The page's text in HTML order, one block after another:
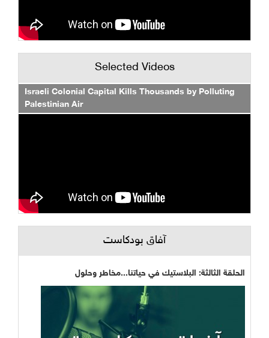
Selected Videos
Israeli Colonial Capital Kills Thousands by Polluting
Palestinian Air
آفاق بودكاست
الحلقة الثالثة: البلاستيك في حياتنا...مخاطر وحلول